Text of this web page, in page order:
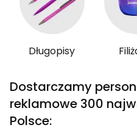
Długopisy
Dostarczamy
reklamowe 300
Polsce: